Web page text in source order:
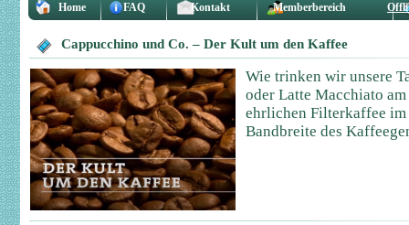
Home FAQ Kontakt Memberbereich
Cappucchino und Co. – Der Kult um den Kaffee
Wie trinken wir unsere
oder Latte Macchiato
ehrlichen Filterkaffee im
Bandbreite des